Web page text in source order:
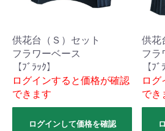
供花台（Ｓ）セット
フラワーベース
【ﾌﾞﾗｯｸ】
ログインすると価格が確認
できます
ログインして価格を確認
供花
フラ
【ﾌﾞ
ログ
でき